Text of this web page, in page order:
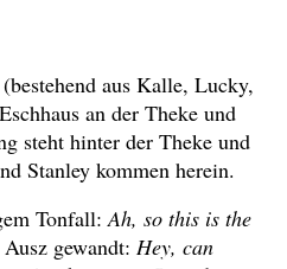
aus Kalle, Lucky,
an der Theke und
steht hinter der Theke und
Stanley kommen herein.
Tonfall:Ah, so this is the
gewandt: Hey, can